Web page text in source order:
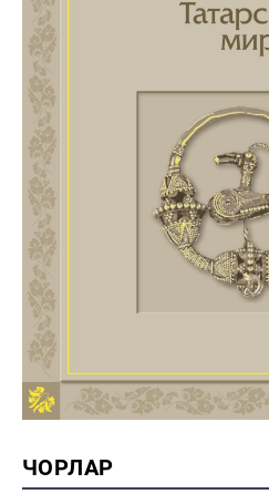
ЧОРЛАР